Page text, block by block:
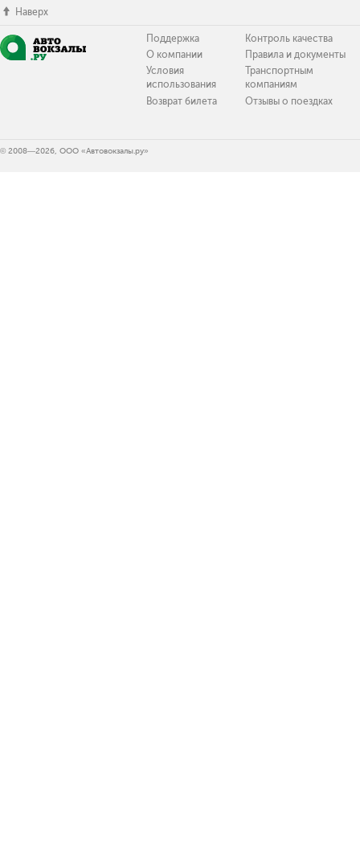
Наверх
Поддержка
О компании
Условия
использования
Возврат билета
Контроль качества
Правила и документы
Транспортным
компаниям
Отзывы о поездках
© 2008—2026, ООО «Автовокзалы.ру»